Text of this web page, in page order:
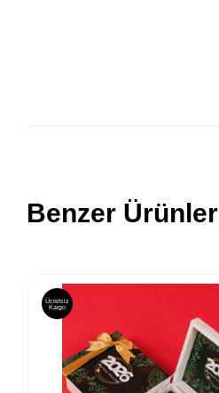
Benzer Ürünler
Ücretsiz
Kargo